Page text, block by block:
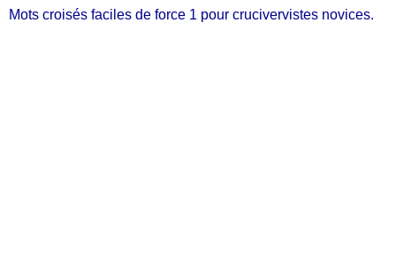
Mots croisés faciles de force 1 pour crucivervistes novices.